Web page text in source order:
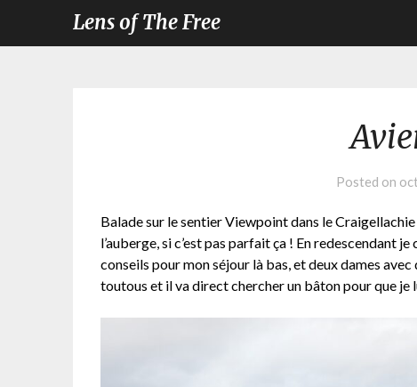
Lens of The Free
Posted on
Balade sur le sentier Viewpoint dans le
l’auberge, si c’est pas parfait ça ! En redescendant
conseils pour mon séjour là bas, et deux dames
toutous et il va direct chercher un bâton pour que je